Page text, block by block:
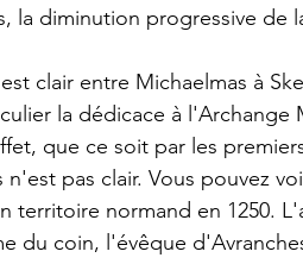
la diminution progressive de
clair entre Michaelmas à
la dédicace à
que ce soit par les
pas clair. Vous pouvez
territoire normand en 1250.
du coin, l'évêque